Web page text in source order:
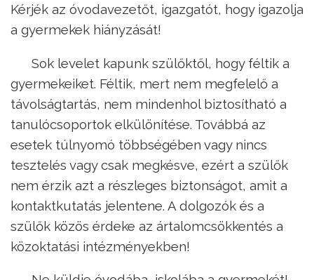
Kérjék az óvodavezetőt, igazgatót, hogy igazolja
a gyermekek hiányzását!
Sok levelet kapunk szülőktől, hogy féltik a
gyermekeiket. Féltik, mert nem megfelelő a
távolságtartás, nem mindenhol biztosítható a
tanulócsoportok elkülönítése. Továbbá az
esetek túlnyomó többségében vagy nincs
tesztelés vagy csak megkésve, ezért a szülők
nem érzik azt a részleges biztonságot, amit a
kontaktkutatás jelentene. A dolgozók és a
szülők közös érdeke az ártalomcsökkentés a
közoktatási intézményekben!